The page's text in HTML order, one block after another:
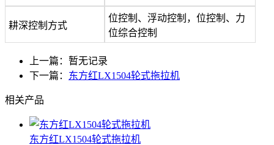
耕深控制方式
位控制、浮动控制，位控制、力
位综合控制
上一篇：暂无记录
下一篇： 东方红LX1504轮式拖拉机
相关产品
东方红LX1504轮式拖拉机